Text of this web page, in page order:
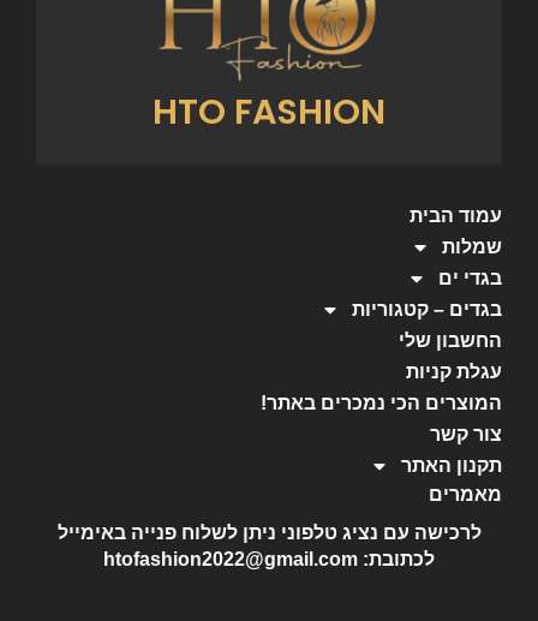
HTO FASHION
עמוד הבית
שמלות
בגדי ים
בגדים – קטגוריות
החשבון שלי
עגלת קניות
המוצרים הכי נמכרים באתר!
צור קשר
תקנון האתר
מאמרים
לרכישה עם נציג טלפוני ניתן לשלוח פנייה באימייל
לכתובת: htofashion2022@gmail.com